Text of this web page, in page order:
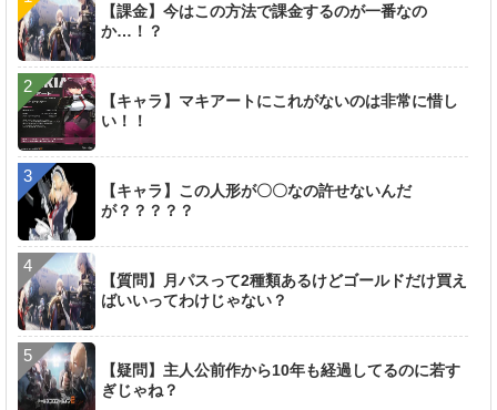
【課金】今はこの方法で課金するのが一番なの
か…！？
【キャラ】マキアートにこれがないのは非常に惜し
い！！
【キャラ】この人形が〇〇なの許せないんだ
が？？？？？
【質問】月パスって2種類あるけどゴールドだけ買え
ばいいってわけじゃない？
【疑問】主人公前作から10年も経過してるのに若す
ぎじゃね？